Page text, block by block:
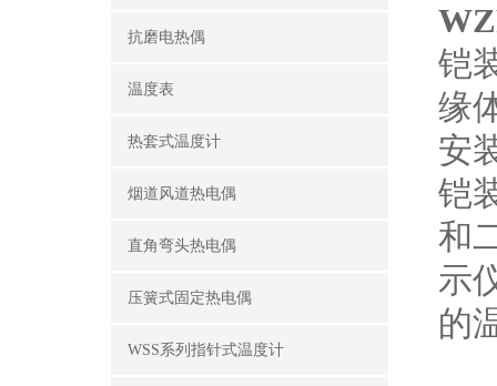
抗磨电热偶
温度表
热套式温度计
烟道风道热电偶
直角弯头热电偶
压簧式固定热电偶
WSS系列指针式温度计
铠
缘
安
铠
和
示
的